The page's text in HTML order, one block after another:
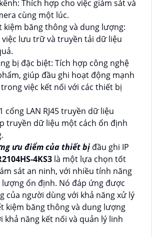
Thích hợp cho việc giám sát và
cùng một lúc.
kiệm băng thông và dung lượng:
lưu trữ và truyền tải dữ liệu
bị đặc biệt: Tích hợp công nghệ
giúp đầu ghi hoạt động mạnh
việc kết nối với các thiết bị
cổng LAN RJ45 truyền dữ liệu
truyền dữ liệu một cách ổn định
ưu điểm của thiết bị đầu ghi IP
4KS3 là một lựa chọn tốt
sát an ninh, với nhiều tính năng
lượng ổn định. Nó đáp ứng được
của người dùng với khả năng xử lý
kiệm băng thông và dung lượng
khả năng kết nối và quản lý linh